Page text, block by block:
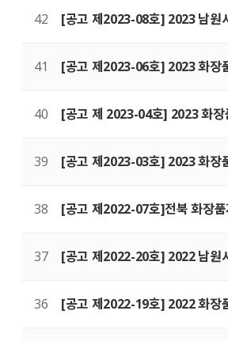
42 [공고 제2023-08호] 2023 남원
41 [공고 제2023-06호] 2023 화장
40 [공고 제 2023-04호] 2023 화장
39 [공고 제2023-03호] 2023 화장
38 [공고 제2022-07호]전북 화장
37 [공고 제2022-20호] 2022 남원
36 [공고 제2022-19호] 2022 화장